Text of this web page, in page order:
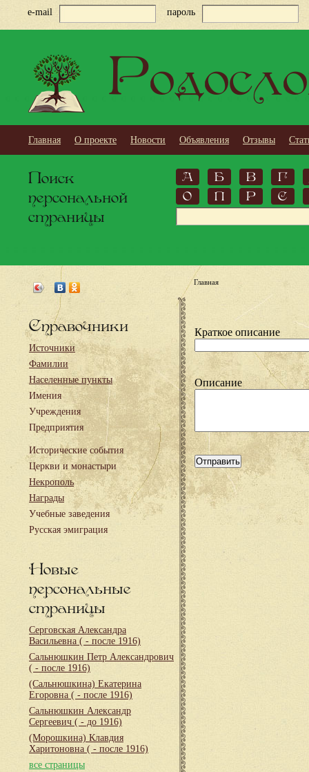
e-mail пароль
Главная О проекте Новости Объявления Отзывы
Поиск
персональной
страницы
А Б В
Г
О
П Р С
Справочники
Источники
Фамилии
Населенные пункты
Имения
Учреждения
Предприятия
Исторические события
Церкви и монастыри
Некрополь
Награды
Учебные заведения
Русская эмиграция
Новые
персональные
страницы
Серговская Александра
Васильевна ( - после 1916)
Сальнюшкин Петр Александрович
( - после 1916)
(Сальнюшкина) Екатерина
Егоровна ( - после 1916)
Сальнюшкин Александр
Сергеевич ( - до 1916)
(Морошкина) Клавдия
Харитоновна ( - после 1916)
все страницы
Главная
Краткое описание
Описание